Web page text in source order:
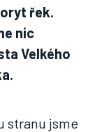
řek.
nic
Velkého
stranu jsme